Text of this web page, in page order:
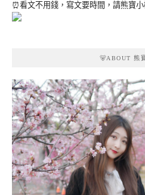
⏰看文不用錢，寫文要時間，請熊寶小
🐻ABOUT 熊